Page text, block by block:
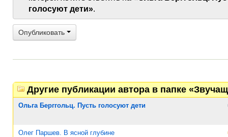
голосуют дети».
Опубликовать
Другие публикации автора в папке
Ольга Берггольц. Пусть голосуют дети
Олег Паршев. В ясной глубине